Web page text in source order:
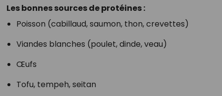
Les bonnes sources de protéines :
Poisson (cabillaud, saumon, thon, crevettes)
Viandes blanches (poulet, dinde, veau)
Œufs
Tofu, tempeh, seitan